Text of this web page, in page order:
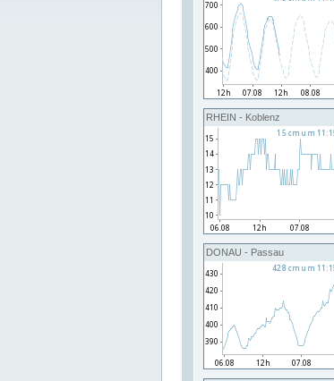
RHEIN - Koblenz
DONAU - Passau